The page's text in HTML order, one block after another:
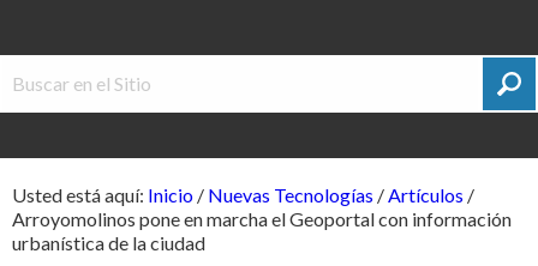
Usted está aquí: Inicio / Nuevas Tecnologías /Artículos /
Arroyomolinos pone en marcha el Geoportal con información
urbanística de la ciudad